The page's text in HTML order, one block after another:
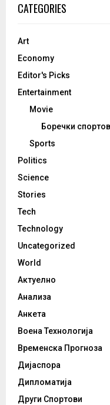
CATEGORIES
Art
Economy
Editor's Picks
Entertainment
Movie
Боречки
Sports
Politics
Science
Stories
Tech
Technology
Uncategorized
World
Актуелно
Анализа
Анкета
Воена Технологија
Временска Прогноза
Дијаспора
Дипломатија
Други Спортови